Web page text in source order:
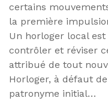
certains
la première
Un horloger local
contrôler et réviser
attribué de tout
Horloger, à défaut
patronyme initial…